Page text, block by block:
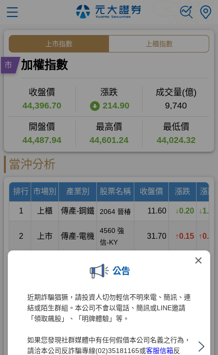
×
公告
近期詐騙猖獗，請投資人切勿輕信不明來電、簡訊、連
結或陌生群組。本公司不會以電話、簡訊或LINE邀請
「領取飆股」、「明牌體驗」等。
如果您發現社群媒體中有任何假借本公司名義之行為，
請洽本公司反詐騙專線(02)35181165或客服信箱反